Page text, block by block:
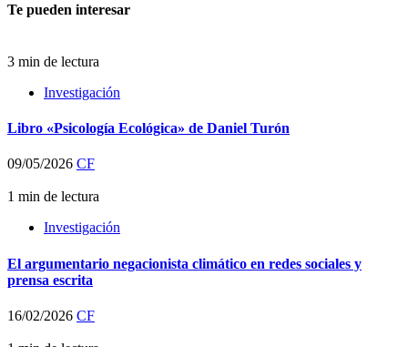
Te pueden interesar
3 min de lectura
Investigación
Libro «Psicología Ecológica» de Daniel Turón
09/05/2026 CF
1 min de lectura
Investigación
El argumentario negacionista climático en redes sociales y
prensa escrita
16/02/2026 CF